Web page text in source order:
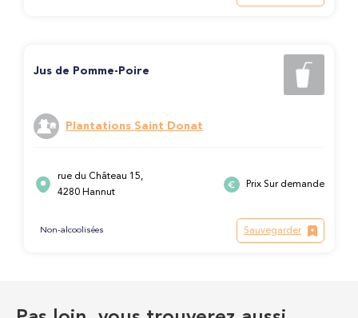
Jus de Pomme-Poire
Plantations Saint Donat
rue du Château 15,
4280 Hannut
Prix Sur demande
Non-alcoolisées Sauvegarder